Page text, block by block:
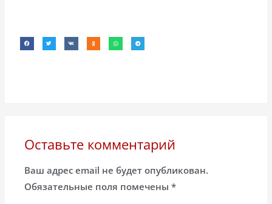
Оставьте комментарий
Ваш адрес email не будет опубликован.
Обязательные поля помечены*